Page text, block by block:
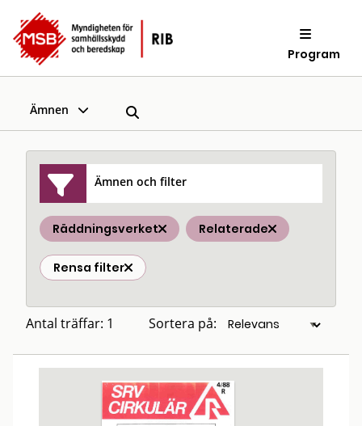
Program
Ämnen
Ämnen och filter
Räddningsverket Relaterade
Rensa filter
Antal träffar: 1 Sortera på: